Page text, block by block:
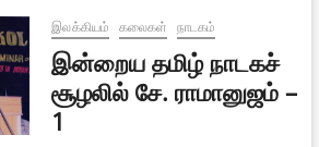
இலக்கியம் கலைகள் நாடகம்
இன்றைய தமிழ் நாடகச்
சூழலில் சே. ராமானுஜம் –
1